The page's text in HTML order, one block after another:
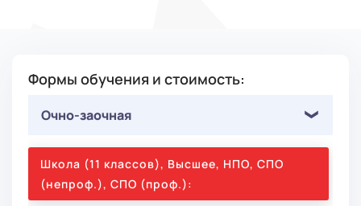
Формы обучения и стоимость:
Очно-заочная
Школа (11 классов), Высшее, НПО, СПО
(непроф.), СПО (проф.):